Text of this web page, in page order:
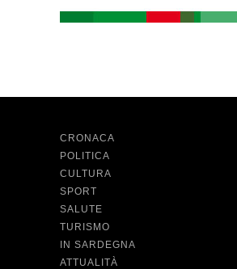
CRONACA
POLITICA
CULTURA
SPORT
SALUTE
TURISMO
IN SARDEGNA
ATTUALITÀ